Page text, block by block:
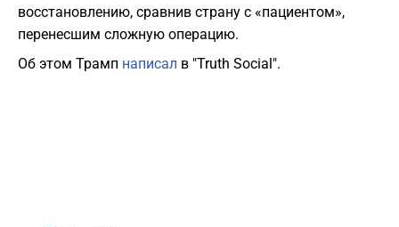
восстановлению, сравнив страну с «пациентом»,
перенесшим сложную операцию.
Об этом Трамп написал в "Truth Social".